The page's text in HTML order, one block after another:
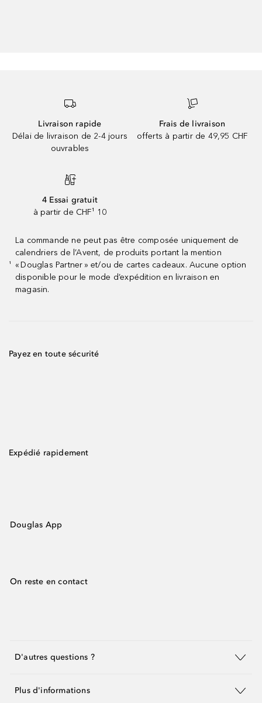
Livraison rapide
Délai de livraison de 2-4 jours
ouvrables
Frais de livraison
offerts à partir de 49,95 CHF
4 Essai gratuit
à partir de CHF¹ 10
¹
La commande ne peut pas être composée uniquement de
calendriers de l’Avent, de produits portant la mention
« Douglas Partner » et/ou de cartes cadeaux. Aucune option
disponible pour le mode d’expédition en livraison en
magasin.
Payez en toute sécurité
Expédié rapidement
Douglas App
On reste en contact
D'autres questions ?
Plus d'informations